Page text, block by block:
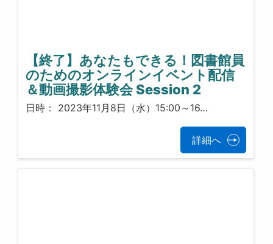
【終了】あなたもできる！図書館員
のためのオンラインイベント配信
＆動画撮影体験会 Session 2
日時： 2023年11月8日（水）15:00～16…
詳細へ